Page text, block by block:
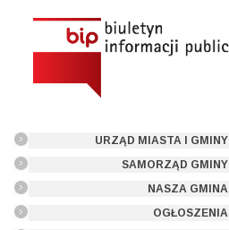
URZĄD MIASTA I GMINY
SAMORZĄD GMINY
NASZA GMINA
OGŁOSZENIA